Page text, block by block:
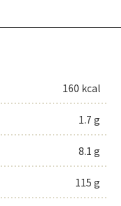
160 kcal
1.7 g
8.1 g
115 g